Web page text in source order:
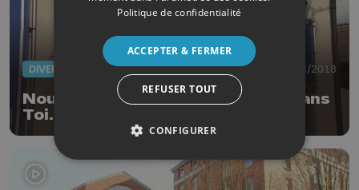
DIVERS 24/08/2018
Nouveau bâtiment pour Animal sans
Toi...t
Politique de confidentialité
ACCEPTER & FERMER
REFUSER TOUT
CONFIGURER